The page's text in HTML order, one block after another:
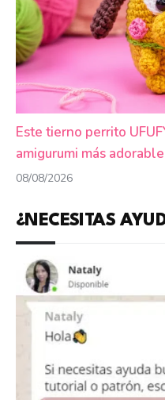
Este tierno perrito
amigurumi más
08/08/2026
¿NECESITAS